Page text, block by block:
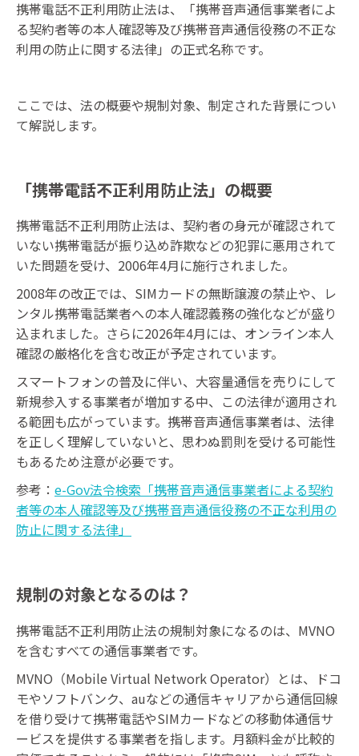
携帯電話不正利用防止法は、「携帯音声通信事業者によ
る契約者等の本人確認等及び携帯音声通信役務の不正な
利用の防止に関する法律」の正式名称です。
ここでは、法の概要や規制対象、制定された背景につい
て解説します。
「携帯電話不正利用防止法」の概要
携帯電話不正利用防止法は、契約者の身元が確認されて
いない携帯電話が振り込め詐欺などの犯罪に悪用されて
いた問題を受け、2006年4月に施行されました。
2008年の改正では、SIMカードの無断譲渡の禁止や、レ
ンタル携帯電話業者への本人確認義務の強化などが盛り
込まれました。さらに2026年4月には、オンライン本人
確認の厳格化を含む改正が予定されています。
スマートフォンの普及に伴い、大容量通信を売りにして
新規参入する事業者が増加する中、この法律が適用され
る範囲も広がっています。携帯音声通信事業者は、法律
を正しく理解していないと、思わぬ罰則を受ける可能性
もあるため注意が必要です。
参考： e-Gov法令検索「携帯音声通信事業者による契約
者等の本人確認等及び携帯音声通信役務の不正な利用の
防止に関する法律」
規制の対象となるのは？
携帯電話不正利用防止法の規制対象になるのは、MVNO
を含むすべての通信事業者です。
MVNO（Mobile Virtual Network Operator）とは、ドコ
モやソフトバンク、auなどの通信キャリアから通信回線
を借り受けて携帯電話やSIMカードなどの移動体通信サ
ービスを提供する事業者を指します。月額料金が比較的